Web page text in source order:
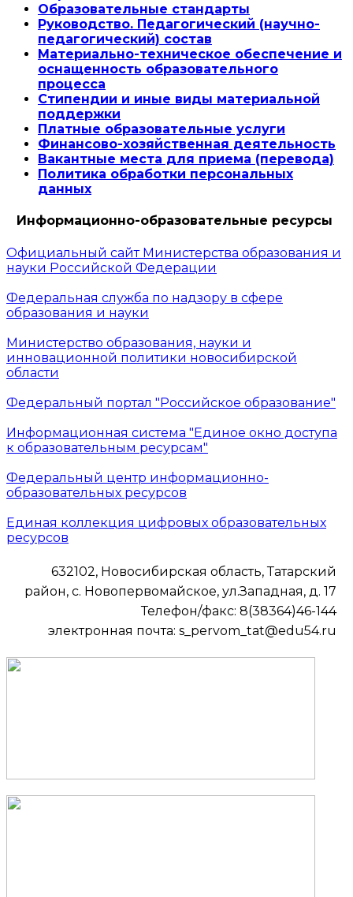
Образовательные стандарты
Руководство. Педагогический (научно-
педагогический) состав
Материально-техническое обеспечение и
оснащенность образовательного
процесса
Стипендии и иные виды материальной
поддержки
Платные образовательные услуги
Финансово-хозяйственная деятельность
Вакантные места для приема (перевода)
Политика обработки персональных
данных
Информационно-образовательные ресурсы
Официальный сайт Министерства образования и
науки Российской Федерации
Федеральная служба по надзору в сфере
образования и науки
Министерство образования, науки и
инновационной политики новосибирской
области
Федеральный портал "Российское образование"
Информационная система "Единое окно доступа
к образовательным ресурсам"
Федеральный центр информационно-
образовательных ресурсов
Единая коллекция цифровых образовательных
ресурсов
632102, Новосибирская область, Татарский
район, с. Новопервомайское, ул.Западная, д. 17
Телефон/факс: 8(38364)46-144
электронная почта: s_pervom_tat@edu54.ru